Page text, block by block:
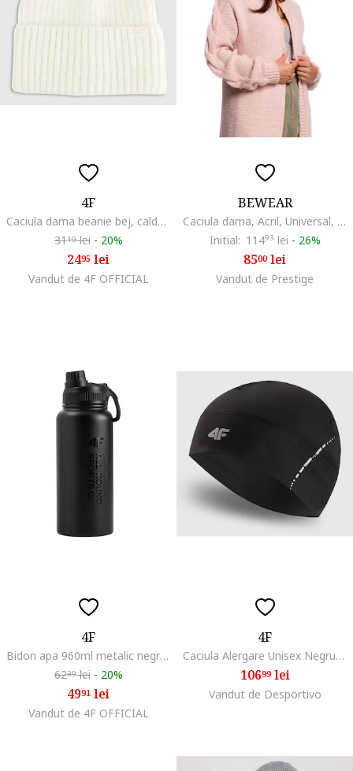
4F
Caciula dama beanie bej, calduroasa, marime
3119lei - 20%
2495 lei
Vandut de 4F OFFICIAL
BEWEAR
Caciula dama, Acril, Universal, Gri
Initial: 11493 lei - 26%
8500lei
Vandut de Prestige
4F
Bidon apa 960ml metalic negru cu capac etans si maner
6239lei - 20%
4991 lei
Vandut de 4F OFFICIAL
4F
Caciula Alergare Unisex Negru, Beanie Reflectorizanta, Poliamida si Elastan AW25
10699lei
Vandut de Desportivo